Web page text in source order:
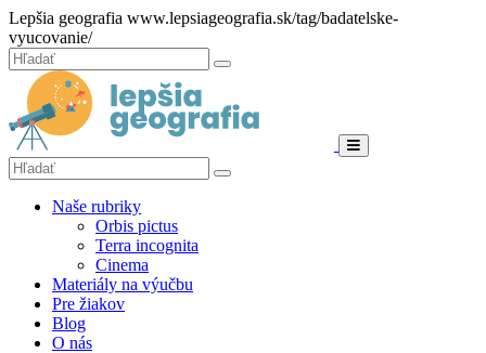
Hore
Lepšia geografia www.lepsiageografia.sk/tag/badatelske-
vyucovanie/
Zatvoriť
Hľadať:
Hľadať
Menu
Hľadať:
Hľadať
Naše rubriky
Orbis pictus
Terra incognita
Cinema
Materiály na výučbu
Pre žiakov
Blog
O nás